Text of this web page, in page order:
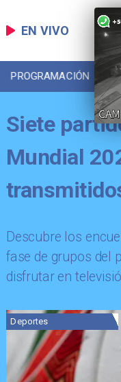
EN VIVO
PROGRAMACIÓN
Siete
Mundial
Descubre los
fase de grupos del
disfrutar en
Deportes